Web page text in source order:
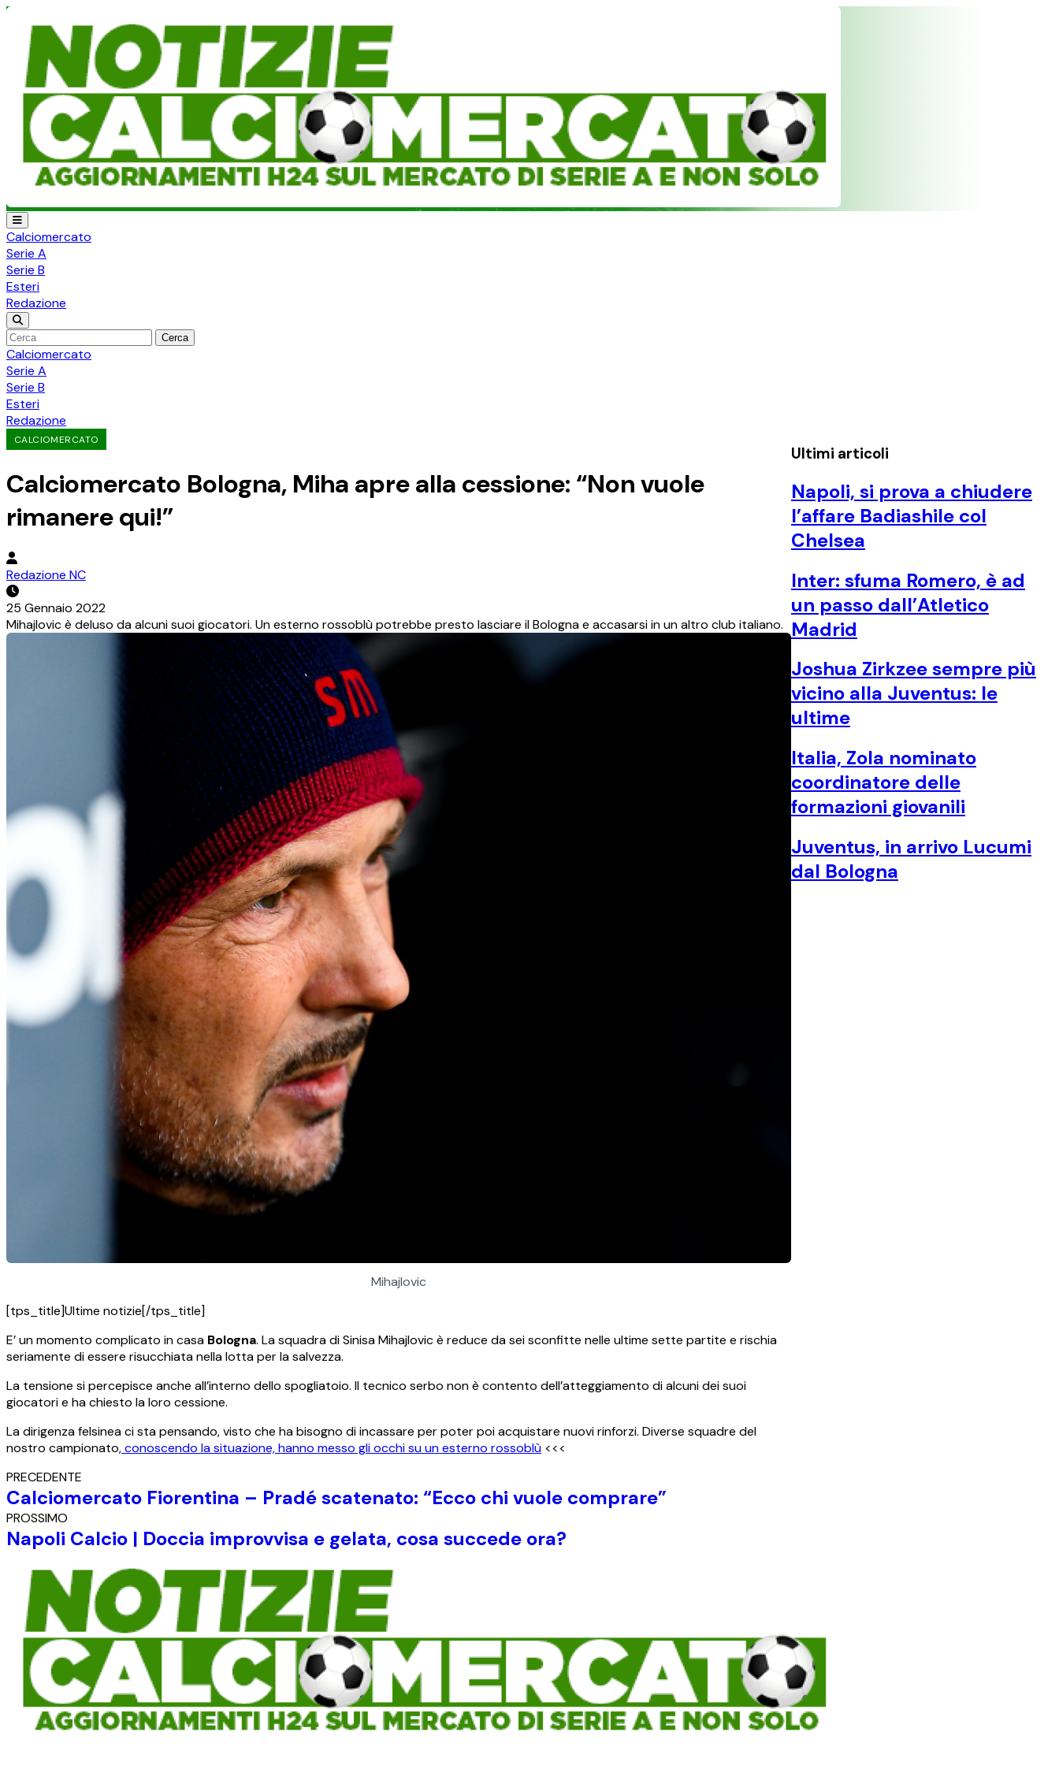
Calciomercato
Serie A
Serie B
Esteri
Redazione
Cerca
Calciomercato
Serie A
Serie B
Esteri
Redazione
CALCIOMERCATO
Calciomercato Bologna, Miha apre alla cessione: “Non vuole
rimanere qui!”
Redazione NC
25 Gennaio 2022
Mihajlovic è deluso da alcuni suoi giocatori. Un esterno rossoblù potrebbe presto lasciare il Bologna e accasarsi in un altro club italiano.
Mihajlovic
[tps_title]Ultime notizie[/tps_title]
E’ un momento complicato in casa Bologna. La squadra di Sinisa Mihajlovic è reduce da sei sconfitte nelle ultime sette partite e rischia
seriamente di essere risucchiata nella lotta per la salvezza.
La tensione si percepisce anche all’interno dello spogliatoio. Il tecnico serbo non è contento dell’atteggiamento di alcuni dei suoi
giocatori e ha chiesto la loro cessione.
La dirigenza felsinea ci sta pensando, visto che ha bisogno di incassare per poter poi acquistare nuovi rinforzi. Diverse squadre del
nostro campionato,conoscendo la situazione, hanno messo gli occhi su un esterno rossoblù <<<
PRECEDENTE
Calciomercato Fiorentina – Pradé scatenato: “Ecco chi vuole comprare”
PROSSIMO
Napoli Calcio | Doccia improvvisa e gelata, cosa succede ora?
Ultimi articoli
Napoli, si prova a chiudere
l’affare Badiashile col
Chelsea
Inter: sfuma Romero, è ad
un passo dall’Atletico
Madrid
Joshua Zirkzee sempre più
vicino alla Juventus: le
ultime
Italia, Zola nominato
coordinatore delle
formazioni giovanili
Juventus, in arrivo Lucumi
dal Bologna